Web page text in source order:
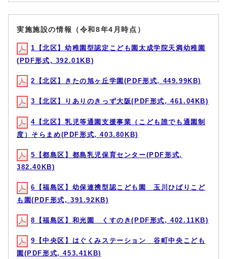
実施施設の情報（令和8年4月時点）
1【北区】幼稚園型認定こども園太成学院天満幼稚園
(PDF形式, 392.01KB)
2【北区】きたの旭ヶ丘学園(PDF形式, 449.99KB)
3【北区】りありのきっず大阪(PDF形式, 461.04KB)
4【北区】乳児等通園支援事業（こども誰でも通園制
度）そらまめ(PDF形式, 403.80KB)
5【都島区】都島乳児保育センター(PDF形式,
382.40KB)
6【福島区】幼保連携型認こども園 玉川ひばりこど
も園(PDF形式, 391.92KB)
8【福島区】和光園 くすのき(PDF形式, 402.11KB)
9【中央区】はぐくみステーション 谷町中央こども
園(PDF形式, 453.41KB)